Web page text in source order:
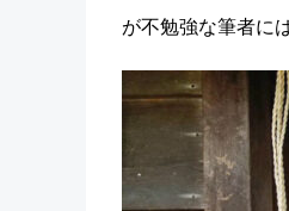
が不勉強な筆者に